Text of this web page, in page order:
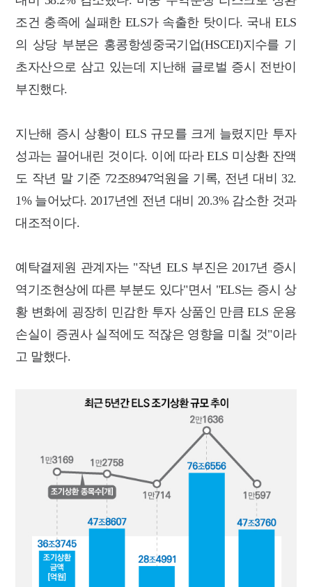
조건 충족에 실패한 ELS가 속출한 탓이다. 국내 ELS
의 상당 부분은 홍콩항셍중국기업(HSCEI)지수를 기
초자산으로 삼고 있는데 지난해 글로벌 증시 전반이
부진했다.
지난해 증시 상황이 ELS 규모를 크게 늘렸지만 투자
성과는 끌어내린 것이다. 이에 따라 ELS 미상환 잔액
도 작년 말 기준 72조8947억원을 기록, 전년 대비 32.
1% 늘어났다. 2017년엔 전년 대비 20.3% 감소한 것과
대조적이다.
예탁결제원 관계자는 "작년 ELS 부진은 2017년 증시
역기조현상에 따른 부분도 있다"면서 "ELS는 증시 상
황 변화에 굉장히 민감한 투자 상품인 만큼 ELS 운용
손실이 증권사 실적에도 적잖은 영향을 미칠 것"이라
고 말했다.